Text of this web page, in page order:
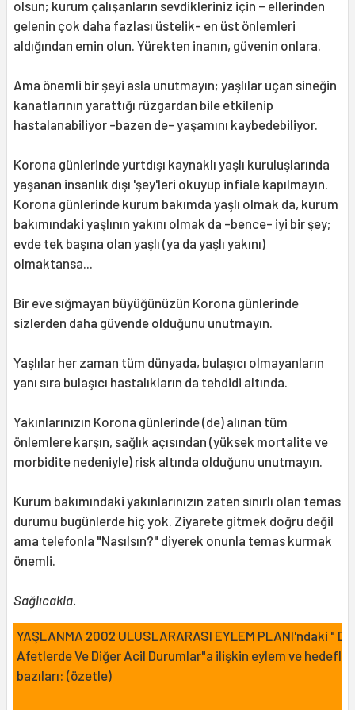
olsun; kurum çalışanların sevdikleriniz için – ellerinden
gelenin çok daha fazlası üstelik- en üst önlemleri
aldığından emin olun. Yürekten inanın, güvenin onlara.
Ama önemli bir şeyi asla unutmayın; yaşlılar uçan sineğin
kanatlarının yarattığı rüzgardan bile etkilenip
hastalanabiliyor -bazen de- yaşamını kaybedebiliyor.
Korona günlerinde yurtdışı kaynaklı yaşlı kuruluşlarında
yaşanan insanlık dışı 'şey'leri okuyup infiale kapılmayın.
Korona günlerinde kurum bakımda yaşlı olmak da, kurum
bakımındaki yaşlının yakını olmak da -bence- iyi bir şey;
evde tek başına olan yaşlı (ya da yaşlı yakını)
olmaktansa...
Bir eve sığmayan büyüğünüzün Korona günlerinde
sizlerden daha güvende olduğunu unutmayın.
Yaşlılar her zaman tüm dünyada, bulaşıcı olmayanların
yanı sıra bulaşıcı hastalıkların da tehdidi altında.
Yakınlarınızın Korona günlerinde (de) alınan tüm
önlemlere karşın, sağlık açısından (yüksek mortalite ve
morbidite nedeniyle) risk altında olduğunu unutmayın.
Kurum bakımındaki yakınlarınızın zaten sınırlı olan temas
durumu bugünlerde hiç yok. Ziyarete gitmek doğru değil
ama telefonla "Nasılsın?" diyerek onunla temas kurmak
önemli.
Sağlıcakla.
YAŞLANMA 2002 ULUSLARARASI EYLEM PLANI'ndaki "
Afetlerde Ve Diğer Acil Durumlar"a ilişkin eylem ve
bazıları: (özetle)